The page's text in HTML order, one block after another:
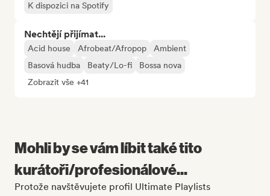
K dispozici na Spotify
Nechtějí přijímat...
Acid house Afrobeat/Afropop
Ambient
Basová hudba
Beaty/Lo-fi
Bossa nova
Zobrazit vše +41
Mohli by se vám líbit také tito
kurátoři/profesionálové...
Protože navštěvujete profil Ultimate Playlists